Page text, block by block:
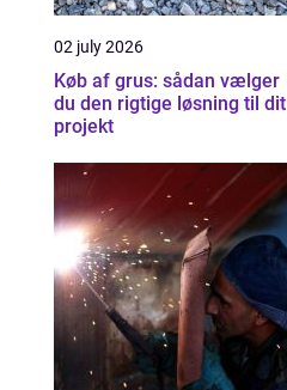
02 july 2026
Køb af grus: sådan vælger
du den rigtige løsning til dit
projekt